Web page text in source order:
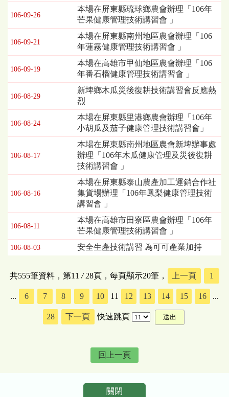
106-09-26
本場在屏東縣琉球鄉農會辦理「106年
芒果健康管理技術講習會 」
106-09-21
本場在屏東縣南州地區農會辦理「106
年蓮霧健康管理技術講習會 」
106-09-19
本場在高雄市甲仙地區農會辦理「106
年番石榴健康管理技術講習會 」
106-08-29
新埤鄉木瓜災後復耕技術講習會反應熱
烈
106-08-24
本場在屏東縣里港鄉農會辦理「106年
小胡瓜及茄子健康管理技術講習會」
106-08-17
本場在屏東縣南州地區農會新埤辦事處
辦理「106年木瓜健康管理及災後復耕
技術講習會 」
106-08-16
本場在屏東縣泰山農產加工運銷合作社
集貨場辦理「106年鳳梨健康管理技術
講習會 」
106-08-11
本場在高雄市田寮區農會辦理「106年
芒果健康管理技術講習會 」
106-08-03 安全生產技術講習 為可可產業加持
共555筆資料，第11 /28頁，每頁顯示20筆， 上一頁 1
... 6 7 8 9 10 11 12 13 14 15 16 ...
28 下一頁 快速跳頁
回上一頁
關閉